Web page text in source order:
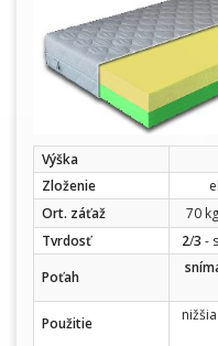
Výška
Zloženie
Ort. záťaž
70
Tvrdosť
2/3 -
Poťah
Použitie